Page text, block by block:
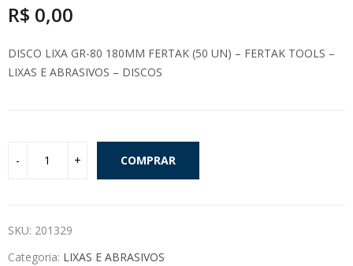
R$ 0,00
DISCO LIXA GR-80 180MM FERTAK (50 UN) – FERTAK TOOLS –
LIXAS E ABRASIVOS – DISCOS
COMPRAR
SKU: 201329
Categoria: LIXAS E ABRASIVOS